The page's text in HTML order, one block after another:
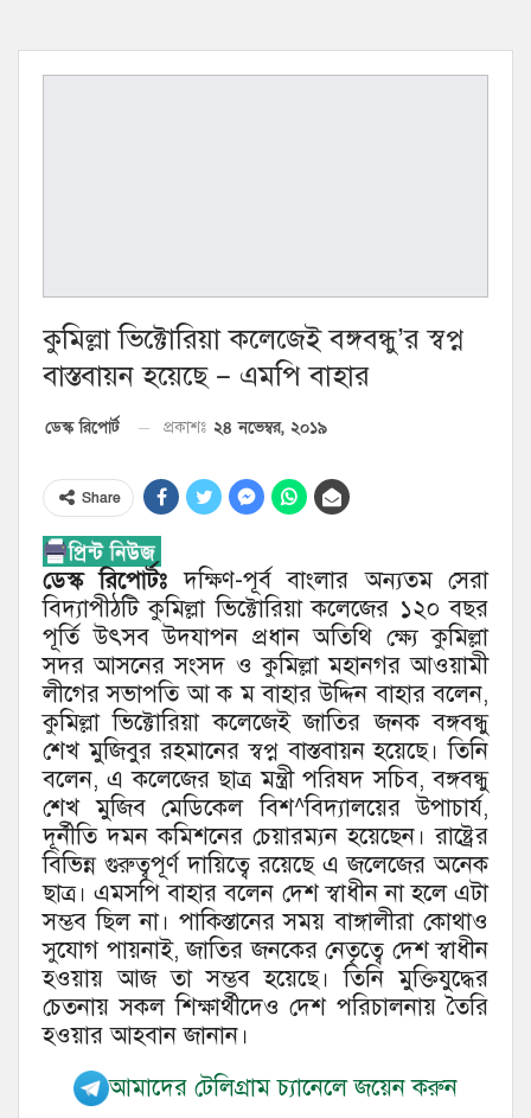
কুমিল্লা ভিক্টোরিয়া কলেজেই বঙ্গবন্ধু’র স্বপ্ন
বাস্তবায়ন হয়েছে – এমপি বাহার
ডেস্ক রিপোর্ট প্রকাশঃ ২৪ নভেম্বর, ২০১৯
Share
ডেস্ক রিপোর্টঃ দক্ষিণ-পূর্ব বাংলার অন্যতম সেরা
বিদ্যাপীঠটি কুমিল্লা ভিক্টোরিয়া কলেজের ১২০ বছর
পূর্তি উৎসব উদযাপন প্রধান অতিথি ক্ষ্যে কুমিল্লা
সদর আসনের সংসদ ও কুমিল্লা মহানগর আওয়ামী
লীগের সভাপতি আ ক ম বাহার উদ্দিন বাহার বলেন,
কুমিল্লা ভিক্টোরিয়া কলেজেই জাতির জনক বঙ্গবন্ধু
শেখ মুজিবুর রহমানের স্বপ্ন বাস্তবায়ন হয়েছে। তিনি
বলেন, এ কলেজের ছাত্র মন্ত্রী পরিষদ সচিব, বঙ্গবন্ধু
শেখ মুজিব মেডিকেল বিশ^বিদ্যালয়ের উপাচার্য,
দূর্নীতি দমন কমিশনের চেয়ারম্যন হয়েছেন। রাষ্ট্রের
বিভিন্ন গুরুত্বপূর্ণ দায়িত্বে রয়েছে এ জলেজের অনেক
ছাত্র। এমসপি বাহার বলেন দেশ স্বাধীন না হলে এটা
সম্ভব ছিল না। পাকিস্তানের সময় বাঙ্গালীরা কোথাও
সুযোগ পায়নাই, জাতির জনকের নেতৃত্বে দেশ স্বাধীন
হওয়ায় আজ তা সম্ভব হয়েছে। তিনি মুক্তিযুদ্ধের
চেতনায় সকল শিক্ষার্থীদেও দেশ পরিচালনায় তৈরি
হওয়ার আহবান জানান।
আমাদের টেলিগ্রাম চ্যানেলে জয়েন করুন